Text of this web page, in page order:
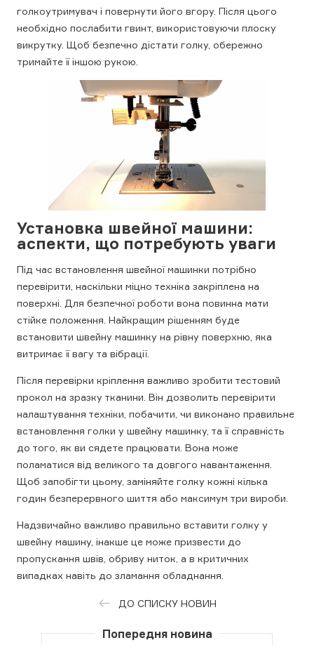
голкоутримувач і повернути його вгору. Після цього
необхідно послабити гвинт, використовуючи плоску
викрутку. Щоб безпечно дістати голку, обережно
тримайте її іншою рукою.
Установка швейної машини:
аспекти, що потребують уваги
Під час встановлення швейної машинки потрібно
перевірити, наскільки міцно техніка закріплена на
поверхні. Для безпечної роботи вона повинна мати
стійке положення. Найкращим рішенням буде
встановити швейну машинку на рівну поверхню, яка
витримає її вагу та вібрації.
Після перевірки кріплення важливо зробити тестовий
прокол на зразку тканини. Він дозволить перевірити
налаштування техніки, побачити, чи виконано правильне
встановлення голки у швейну машинку, та її справність
до того, як ви сядете працювати. Вона може
поламатися від великого та довгого навантаження.
Щоб запобігти цьому, заміняйте голку кожні кілька
годин безперервного шиття або максимум три вироби.
Надзвичайно важливо правильно вставити голку у
швейну машину, інакше це може призвести до
пропускання швів, обриву ниток, а в критичних
випадках навіть до зламання обладнання.
ДО СПИСКУ НОВИН
Попередня новина